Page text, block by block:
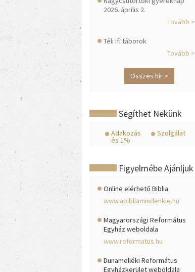
2026. április 2.
Tovább >
Téli ifi táborok
Tovább >
Összes hír >
Segíthet Nekünk
Adakozás
és 1%
Szolgálat
Figyelmébe Ajánljuk
Online elérhető Biblia
www.abibliamindenkie.hu
Magyarországi Református
Egyház weboldala
www.reformatus.hu
Dunamelléki Református
Egyházkerület weboldala